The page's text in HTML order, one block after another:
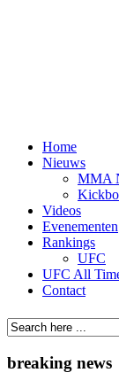
Home
Nieuws
MMA
Videos
Evenementen
Rankings
UFC
UFC All
Contact
breaking news